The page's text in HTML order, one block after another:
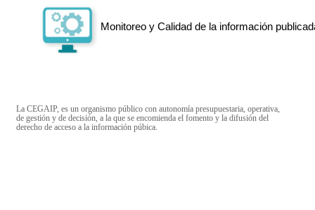
Monitoreo y Calidad de la información
La CEGAIP, es un organismo público con autonomía presupuestaria, operativa,
de gestión y de decisión, a la que se encomienda el fomento y la difusión del
derecho de acceso a la información púbica.